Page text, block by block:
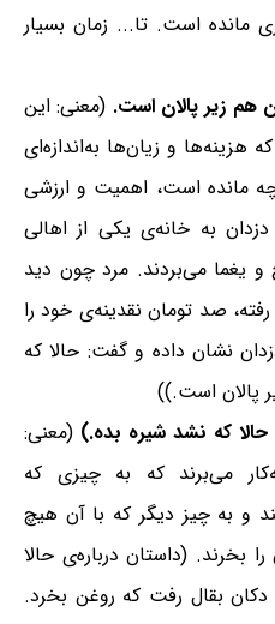
مانده است. تا... زمان بسیار
هم زیر پالان است. (معنی: این
هزینه‌ها و زیان‌ها به‌اندازه‌ای
مانده است، اهمیت و ارزشی
به خانه‌ی یکی از اهالی
و یغما می‌بردند. مرد چون دید
صد تومان نقدینه‌ی خود را
نشان داده و گفت: حالا که
پالان است.))
که نشد شیره بده.) (معنی:
می‌برند که به چیزی که
و به چیز دیگر که با آن هیچ
بخرند. (داستان درباره‌ی حالا
دکان بقال رفت که روغن بخرد.